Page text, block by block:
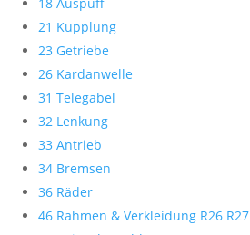
21 Kupplung
23 Getriebe
26 Kardanwelle
31 Telegabel
32 Lenkung
33 Antrieb
34 Bremsen
36 Räder
46 Rahmen & Verkleidung R26 R27